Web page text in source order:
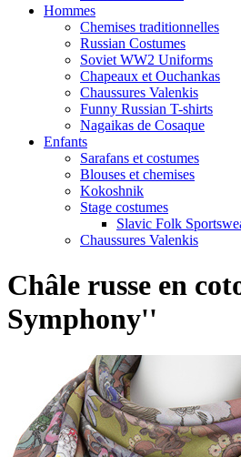
Hommes
Chemises traditionnelles
Russian Costumes
Soviet WW2 Uniforms
Chapeaux et Ouchankas
Chaussures Valenkis
Funny Russian T-shirts
Nagaikas de Cosaque
Enfants
Sarafans et costumes
Blouses et chemises
Kokoshnik
Stage costumes
Slavic Folk
Chaussures Valenkis
Châle russe en
Symphony''